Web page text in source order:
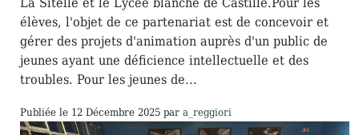
élèves, l'objet de ce partenariat est de concevoir et
gérer des projets d'animation auprès d'un public de
jeunes ayant une déficience intellectuelle et des
troubles. Pour les jeunes de...
Publiée le 12 Décembre 2025 par a_reggiori